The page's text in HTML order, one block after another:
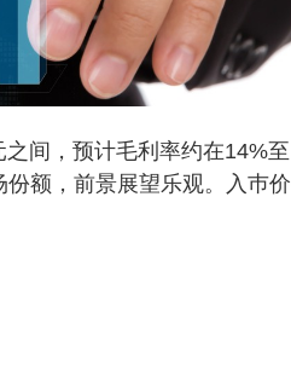
间，预计毛利率约在14%至
额，前景展望乐观。入巿价